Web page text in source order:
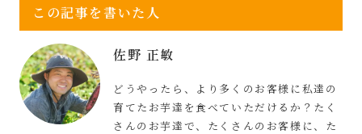
この記事を書いた人
佐野 正敏
どうやったら、より多くのお客様に私達の
育てたお芋達を食べていただけるか？たく
さんのお芋達で、たくさんのお客様に、た